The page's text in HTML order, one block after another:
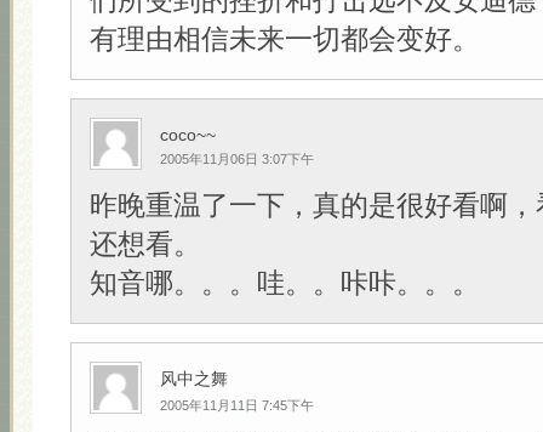
有理由相信未来一切都会变好。
coco~~
2005年11月06日 3:07下午
昨晚重温了一下，真的是很好看啊
还想看。
知音哪。。。哇。。咔咔。。。
风中之舞
2005年11月11日 7:45下午